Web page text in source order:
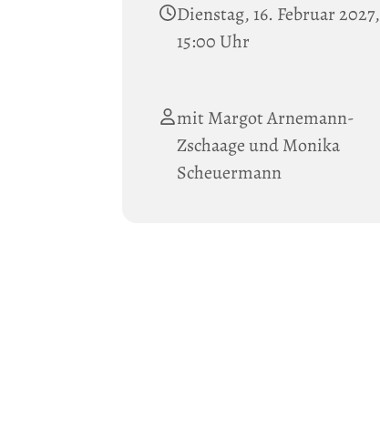
Dienstag, 16. Februar 2027,
15:00 Uhr
mit Margot Arnemann-
Zschaage und Monika
Scheuermann